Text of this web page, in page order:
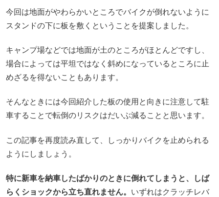
今回は地面がやわらかいところでバイクが倒れないように
スタンドの下に板を敷くということを提案しました。
キャンプ場などでは地面が土のところがほとんどですし、
場合によっては平坦ではなく斜めになっているところに止
めざるを得ないこともあります。
そんなときには今回紹介した板の使用と向きに注意して駐
車することで転倒のリスクはだいぶ減ることと思います。
この記事を再度読み直して、しっかりバイクを止められる
ようにしましょう。
特に新車を納車したばかりのときに倒れてしまうと、しば
らくショックから立ち直れません。 いずれはクラッチレバ